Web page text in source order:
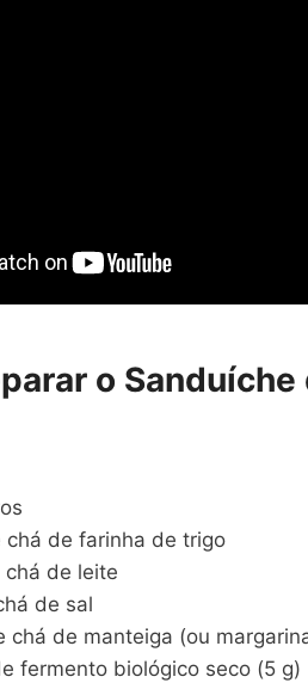
o Sanduíche
chá de farinha de trigo
chá de leite
de sal
chá de manteiga (ou
fermento biológico seco (5 g)